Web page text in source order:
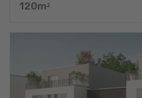
120m 2